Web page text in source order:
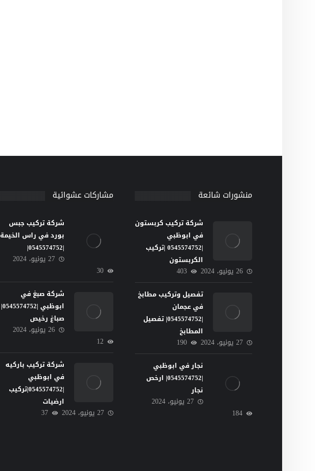
منشورات شائعة
شركة تركيب كربستون
في ابوظبي
|0545574752 |تركيب
الكربستون
26 يونيو، 2024 403
تفصيل وتركيب مطابخ
في عجمان
|0545574752| تفصيل
المطابخ
27 يونيو، 2024 190
نجار في ابوظبي
|0545574752| ارخص
نجار
27 يونيو، 2024
184
مشاركات عشوائية
شركة تركيب جبس
بورد في راس الخيمة
|0545574752|
27 يونيو، 2024
30
شركة صبغ في
ابوظبي |0545574752|
صباغ رخيص
26 يونيو، 2024
12
شركة تركيب باركيه
في ابوظبي
|0545574752|تركيب
ارضيات
27 يونيو، 2024 37